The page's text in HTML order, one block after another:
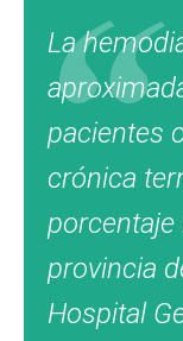
La
pacientes
crónica
porcentaje
provincia
Hospital